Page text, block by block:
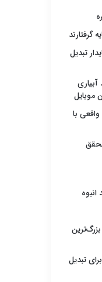
گرفتارند
تبدیل
موبایل
با
بزرگ‌ترین
تبدیل